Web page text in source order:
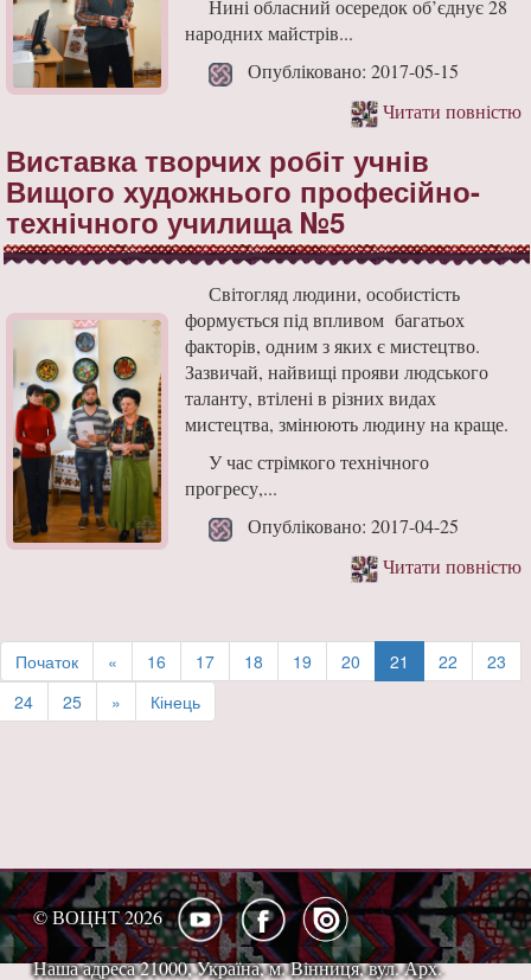
Нині обласний осередок об’єднує 28
народних майстрів...
Опубліковано: 2017-05-15
Читати повністю
Виставка творчих робіт учнів
Вищого художнього професійно-
технічного училища №5
Світогляд людини, особистість
формується під впливом багатьох
факторів, одним з яких є мистецтво.
Зазвичай, найвищі прояви людського
таланту, втілені в різних видах
мистецтва, змінюють людину на краще.
У час стрімкого технічного
прогресу,...
Опубліковано: 2017-04-25
Читати повністю
Початок « 16 17 18 19 20 21 22
23
24
25 » Кінець
© ВОЦНТ 2026
Наша адреса 21000, Україна, м. Вінниця, вул. Арх.